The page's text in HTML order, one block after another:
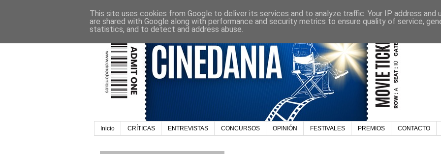
Inicio CRÍTICAS ENTREVISTAS CONCURSOS OPINIÓN FESTIVALES PREMIOS CONTACTO
This site uses cookies from Google to deliver its services and to analyze traffic. Your IP address and
are shared with Google along with performance and security metrics to ensure quality of service,
statistics, and to detect and address abuse.